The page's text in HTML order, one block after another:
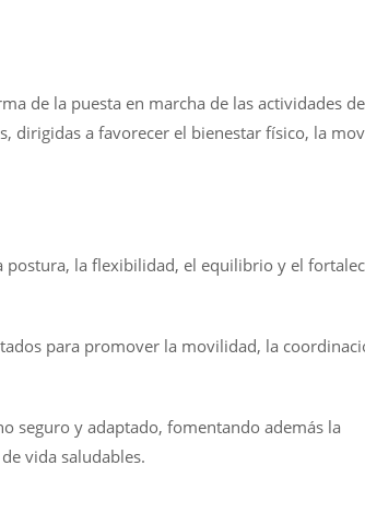
de la puesta en marcha de las actividades
dirigidas a favorecer el bienestar físico, la
postura, la flexibilidad, el equilibrio y el
para promover la movilidad, la
seguro y adaptado, fomentando además la
vida saludables.